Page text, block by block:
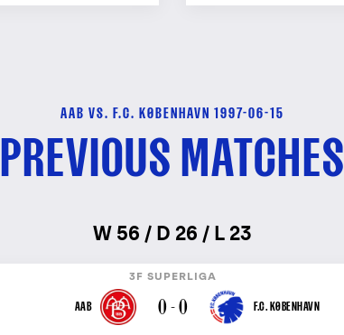
AAB VS. F.C. KØBENHAVN 1997-06-15
PREVIOUS MATCHES
W 56 / D 26 / L 23
3F SUPERLIGA
AAB 0 - 0 F.C. KØBENHAVN